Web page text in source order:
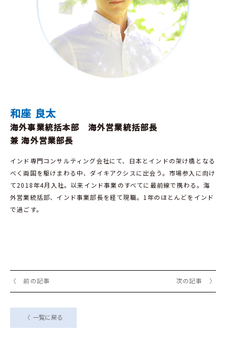
和座 良太
海外事業統括本部 海外営業統括部長
兼 海外営業部長
インド専門コンサルティング会社にて、日本とインドの架け橋となる
べく両国を駆けまわる中、ダイキアクシスに出会う。市場参入に向け
て2018年4月入社。以来インド事業のすべてに最前線で携わる。海
外営業統括部、インド事業部長を経て現職。1年のほとんどをインド
で過ごす。
〈 前の記事 次の記事 〉
一覧に戻る